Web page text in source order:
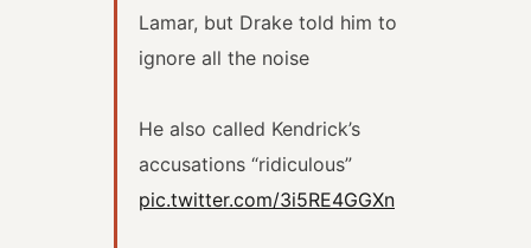
Lamar, but Drake told him to
ignore all the noise
He also called Kendrick’s
accusations “ridiculous”
pic.twitter.com/3i5RE4GGXn